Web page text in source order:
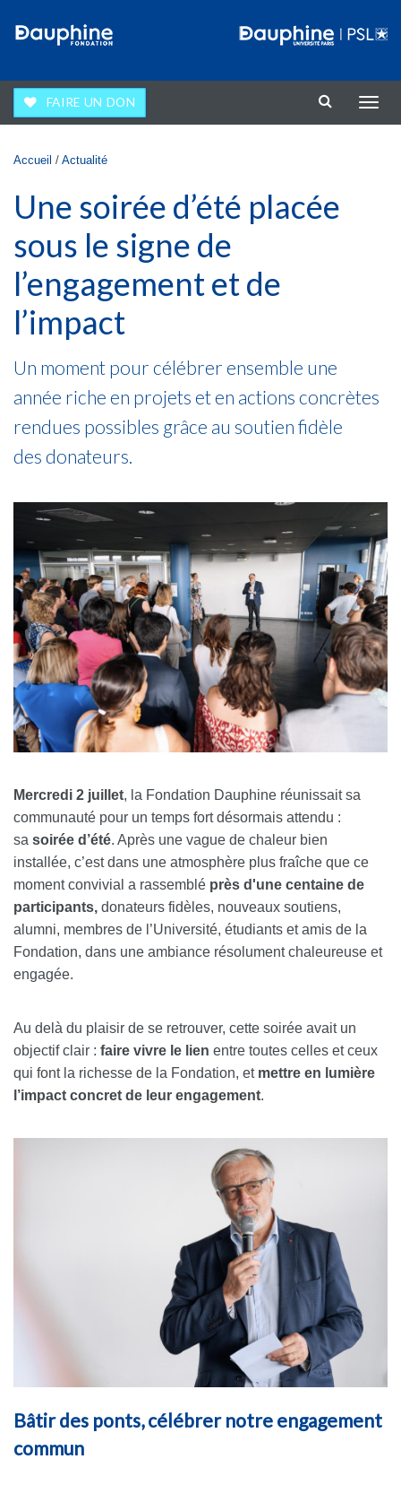
FAIRE UN DON
la
Vous êtes ici
Accueil / Actualité
Une soirée d’été placée
sous le signe de
l’engagement et de
l’impact
Un moment pour célébrer ensemble une
année riche en projets et en actions concrètes
rendues possibles grâce au soutien fidèle
des donateurs.
Mercredi 2 juillet, la Fondation Dauphine réunissait sa
communauté pour un temps fort désormais attendu :
sa soirée d’été. Après une vague de chaleur bien
installée, c’est dans une atmosphère plus fraîche que ce
moment convivial a rassemblé près d'une centaine de
participants, donateurs fidèles, nouveaux soutiens,
alumni, membres de l’Université, étudiants et amis de la
Fondation, dans une ambiance résolument chaleureuse et
engagée.
Au delà du plaisir de se retrouver, cette soirée avait un
objectif clair : faire vivre le lien entre toutes celles et ceux
qui font la richesse de la Fondation, et mettre en lumière
l’impact concret de leur engagement.
Bâtir des ponts, célébrer notre engagement
commun